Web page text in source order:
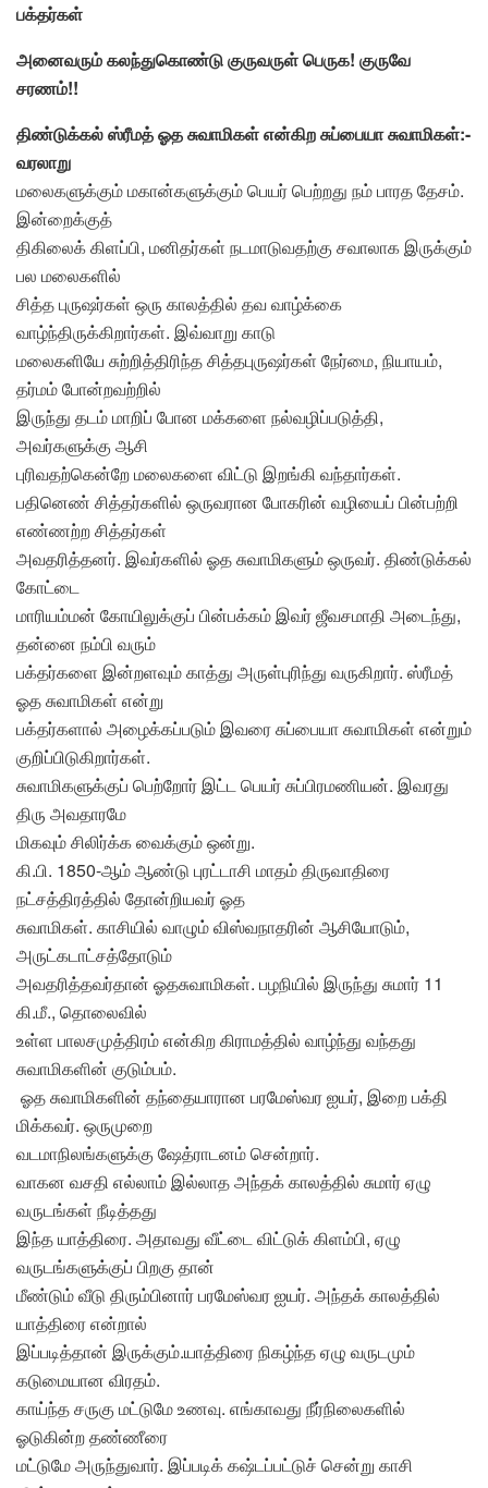
பக்தர்கள்
அனைவரும் கலந்துகொண்டு குருவருள் பெருக! குருவே
சரணம்!!
திண்டுக்கல் ஸ்ரீமத் ஓத சுவாமிகள் என்கிற சுப்பையா சுவாமிகள்:-
வரலாறு
மலைகளுக்கும் மகான்களுக்கும் பெயர் பெற்றது நம் பாரத தேசம்.
இன்றைக்குத்
திகிலைக் கிளப்பி, மனிதர்கள் நடமாடுவதற்கு சவாலாக இருக்கும்
பல மலைகளில்
சித்த புருஷர்கள் ஒரு காலத்தில் தவ வாழ்க்கை
வாழ்ந்திருக்கிறார்கள். இவ்வாறு காடு
மலைகளியே சுற்றித்திரிந்த சித்தபுருஷர்கள் நேர்மை, நியாயம்,
தர்மம் போன்றவற்றில்
இருந்து தடம் மாறிப் போன மக்களை நல்வழிப்படுத்தி,
அவர்களுக்கு ஆசி
புரிவதற்கென்றே மலைகளை விட்டு இறங்கி வந்தார்கள்.
பதினெண் சித்தர்களில் ஒருவரான போகரின் வழியைப் பின்பற்றி
எண்ணற்ற சித்தர்கள்
அவதரித்தனர். இவர்களில் ஓத சுவாமிகளும் ஒருவர். திண்டுக்கல்
கோட்டை
மாரியம்மன் கோயிலுக்குப் பின்பக்கம் இவர் ஜீவசமாதி அடைந்து,
தன்னை நம்பி வரும்
பக்தர்களை இன்றளவும் காத்து அருள்புரிந்து வருகிறார். ஸ்ரீமத்
ஓத சுவாமிகள் என்று
பக்தர்களால் அழைக்கப்படும் இவரை சுப்பையா சுவாமிகள் என்றும்
குறிப்பிடுகிறார்கள்.
சுவாமிகளுக்குப் பெற்றோர் இட்ட பெயர் சுப்பிரமணியன். இவரது
திரு அவதாரமே
மிகவும் சிலிர்க்க வைக்கும் ஒன்று.
கி.பி. 1850-ஆம் ஆண்டு புரட்டாசி மாதம் திருவாதிரை
நட்சத்திரத்தில் தோன்றியவர் ஓத
சுவாமிகள். காசியில் வாழும் விஸ்வநாதரின் ஆசியோடும்,
அருட்கடாட்சத்தோடும்
அவதரித்தவர்தான் ஓதசுவாமிகள். பழநியில் இருந்து சுமார் 11
கி.மீ., தொலைவில்
உள்ள பாலசமுத்திரம் என்கிற கிராமத்தில் வாழ்ந்து வந்தது
சுவாமிகளின் குடும்பம்.
ஓத சுவாமிகளின் தந்தையாரான பரமேஸ்வர ஐயர், இறை பக்தி
மிக்கவர். ஒருமுறை
வடமாநிலங்களுக்கு ஷேத்ராடனம் சென்றார்.
வாகன வசதி எல்லாம் இல்லாத அந்தக் காலத்தில் சுமார் ஏழு
வருடங்கள் நீடித்தது
இந்த யாத்திரை. அதாவது வீட்டை விட்டுக் கிளம்பி, ஏழு
வருடங்களுக்குப் பிறகு தான்
மீண்டும் வீடு திரும்பினார் பரமேஸ்வர ஐயர். அந்தக் காலத்தில்
யாத்திரை என்றால்
இப்படித்தான் இருக்கும்.யாத்திரை நிகழ்ந்த ஏழு வருடமும்
கடுமையான விரதம்.
காய்ந்த சருகு மட்டுமே உணவு. எங்காவது நீர்நிலைகளில்
ஓடுகின்ற தண்ணீரை
மட்டுமே அருந்துவார். இப்படிக் கஷ்டப்பட்டுச் சென்று காசி